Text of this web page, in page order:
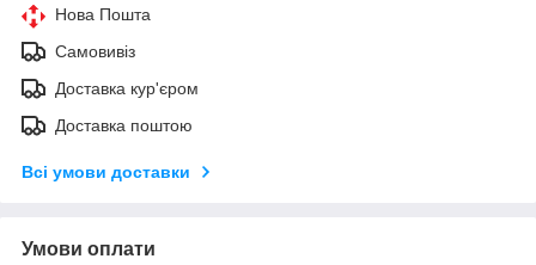
Нова Пошта
Самовивіз
Доставка кур'єром
Доставка поштою
Всі умови доставки
Умови оплати